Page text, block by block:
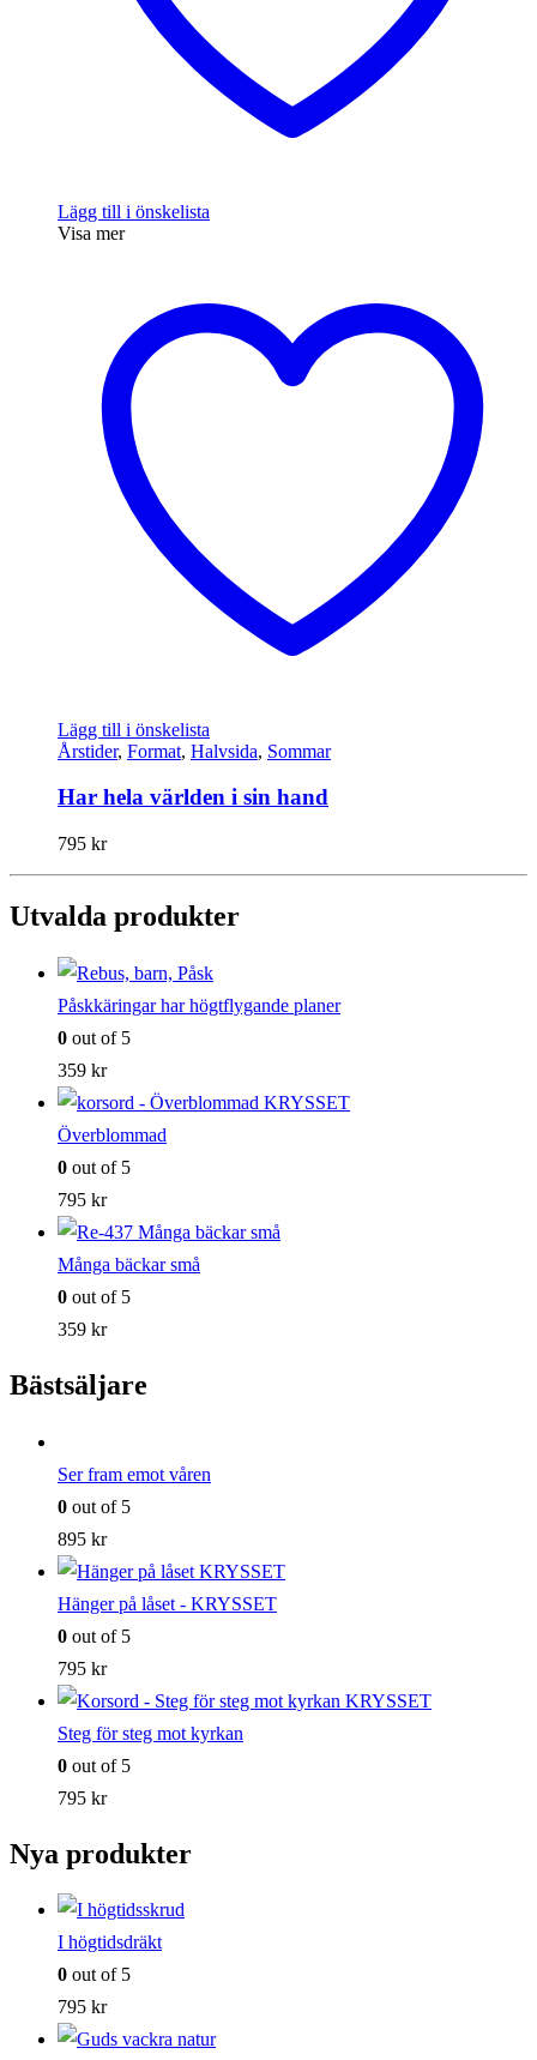
Lägg till i önskelista
Visa mer
Lägg till i önskelista
Årstider, Format, Halvsida, Sommar
Har hela världen i sin hand
795 kr
Utvalda produkter
Påskkäringar har högtflygande planer
0 out of 5
359 kr
Överblommad
0 out of 5
795 kr
Många bäckar små
0 out of 5
359 kr
Bästsäljare
Ser fram emot våren
0 out of 5
895 kr
Hänger på låset - KRYSSET
0 out of 5
795 kr
Steg för steg mot kyrkan
0 out of 5
795 kr
Nya produkter
I högtidsdräkt
0 out of 5
795 kr